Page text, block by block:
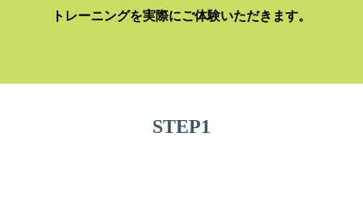
トレーニングを実際にご体験いただきます。
STEP1